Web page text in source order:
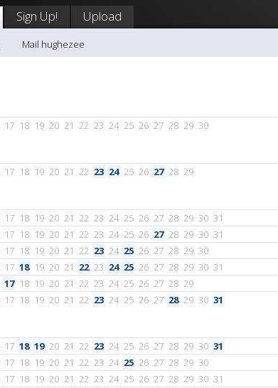
Sign Up! Upload
Mail hughezee
17 18 19 20 21 22 23 24 25 26 27 28 29 30
17 18 19 20 21 22 23 24 25 26 27 28 29
17 18 19 20 21 22 23 24 25 26 27 28 29 30 31
17 18 19 20 21 22 23 24 25 26 27 28 29 30 31
17 18 19 20 21 22 23 24 25 26 27 28 29 30
17 18 19 20 21 22 23 24 25 26 27 28 29 30 31
17 18 19 20 21 22 23 24 25 26 27 28 29
17 18 19 20 21 22 23 24 25 26 27 28 29 30 31
17 18 19 20 21 22 23 24 25 26 27 28 29 30 31
17 18 19 20 21 22 23 24 25 26 27 28 29 30
17 18 19 20 21 22 23 24 25 26 27 28 29 30 31